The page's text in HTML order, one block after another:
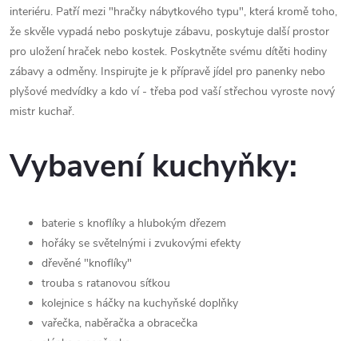
interiéru. Patří mezi "hračky nábytkového typu", která kromě toho,
že skvěle vypadá nebo poskytuje zábavu, poskytuje další prostor
pro uložení hraček nebo kostek. Poskytněte svému dítěti hodiny
zábavy a odměny. Inspirujte je k přípravě jídel pro panenky nebo
plyšové medvídky a kdo ví - třeba pod vaší střechou vyroste nový
mistr kuchař.
Vybavení kuchyňky:
baterie s knoflíky a hlubokým dřezem
hořáky se světelnými i zvukovými efekty
dřevěné "knoflíky"
trouba s ratanovou síťkou
kolejnice s háčky na kuchyňské doplňky
vařečka, naběračka a obracečka